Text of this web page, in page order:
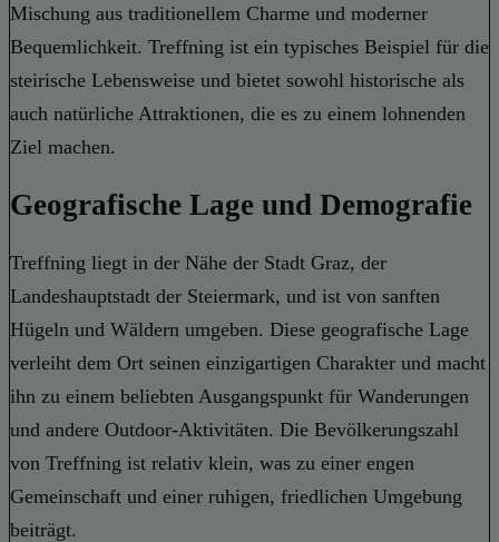
Mischung aus traditionellem Charme und moderner
Bequemlichkeit. Treffning ist ein typisches Beispiel für die
steirische Lebensweise und bietet sowohl historische als
auch natürliche Attraktionen, die es zu einem lohnenden
Ziel machen.
Geografische Lage und Demografie
Treffning liegt in der Nähe der Stadt Graz, der
Landeshauptstadt der Steiermark, und ist von sanften
Hügeln und Wäldern umgeben. Diese geografische Lage
verleiht dem Ort seinen einzigartigen Charakter und macht
ihn zu einem beliebten Ausgangspunkt für Wanderungen
und andere Outdoor-Aktivitäten. Die Bevölkerungszahl
von Treffning ist relativ klein, was zu einer engen
Gemeinschaft und einer ruhigen, friedlichen Umgebung
beiträgt.